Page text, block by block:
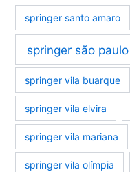
springer santo amaro
springer são paulo
springer vila buarque
springer vila elvira
springer vila mariana
springer vila olímpia